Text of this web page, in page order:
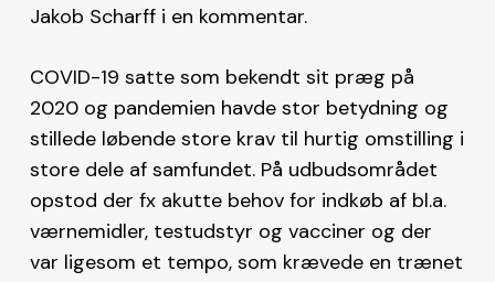
Jakob Scharff i en kommentar.
COVID-19 satte som bekendt sit præg på
2020 og pandemien havde stor betydning og
stillede løbende store krav til hurtig omstilling i
store dele af samfundet. På udbudsområdet
opstod der fx akutte behov for indkøb af bl.a.
værnemidler, testudstyr og vacciner og der
var ligesom et tempo, som krævede en trænet